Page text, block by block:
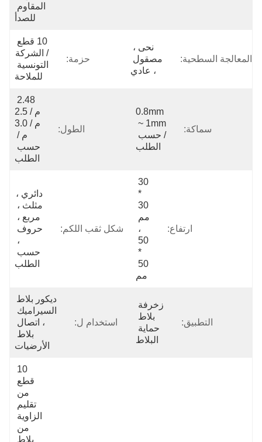
المقاوم
للصدأ
المعالجة السطحية:
نحى ،
، عادي
حزمة:
10 قطع
/ الشركة
التونسية
للملاحة
سماكة:
0.8mm
~ 1mm
/ حسب
الطلب
الطول:
2.48
م / 2.5
م / 3.0
م /
حسب
الطلب
ارتفاع:
30
*
30
مم
،
50
*
50
مم
شكل ثقب اللكم:
دائري ،
مثلث ،
مربع ،
حروف
،
حسب
الطلب
التطبيق:
زخرفة
بلاط
حماية
البلاط
استخدام ل:
ديكور بلاط
السيراميك
بلاط
الأرضيات
10
قطع
من
تقليم
الزاوية
من
بلاط